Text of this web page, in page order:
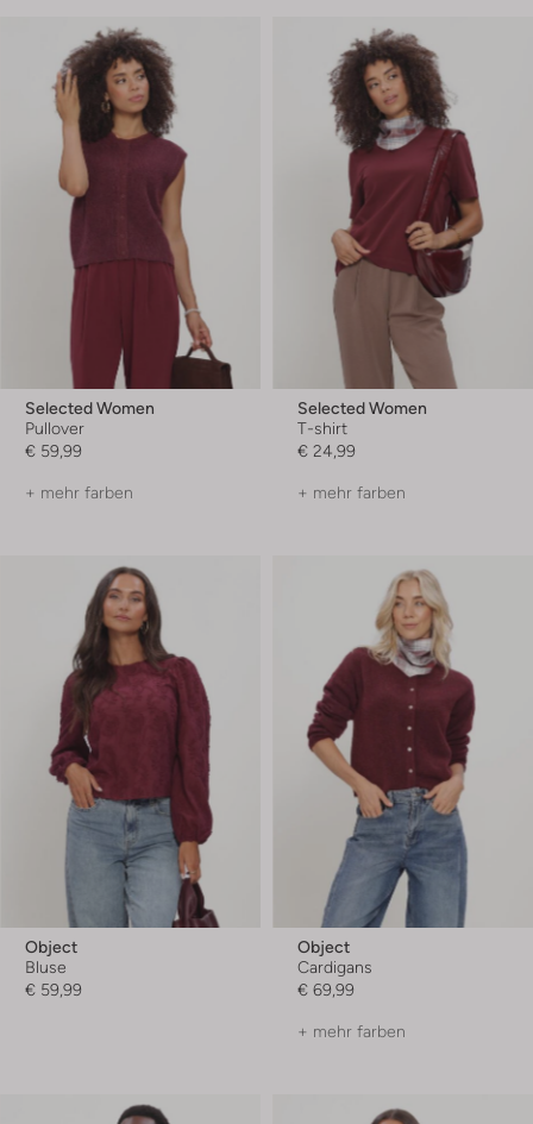
Selected Women
Pullover
€ 59,99
+ mehr farben
Selected Women
T-shirt
€ 24,99
+ mehr farben
Object
Bluse
€ 59,99
Object
Cardigans
€ 69,99
+ mehr farben